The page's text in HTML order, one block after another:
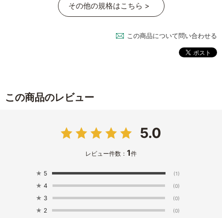
その他の規格はこちら >
この商品について問い合わせる
この商品のレビュー
5.0
レビュー件数： 1件
★ 5 (1)
★ 4 (0)
★ 3 (0)
★ 2 (0)